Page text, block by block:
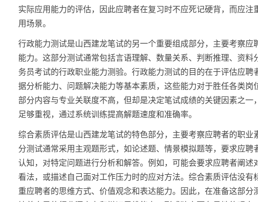
实际应用能力的评估，因此应聘者在复习时不应死记硬背，而应注
用场景。
行政能力测试是山西建龙笔试的另一个重要组成部分，主要考察应
能力。这部分测试通常包括言语理解、数量关系、判断推理、资料
务员考试的行政职业能力测验。行政能力测试的目的在于评估应聘
据分析能力、问题解决能力等基本素质，这些能力对于胜任各类岗
部分内容与专业关联度不高，但却是决定笔试成绩的关键因素之一
足够重视，通过系统训练提高解题速度和准确率。
综合素质评估是山西建龙笔试的特色部分，主要考察应聘者的职业
分测试通常采用主观题形式，如论述题、情景模拟题等，要求应聘
认知，对特定问题进行分析和解答。例如，可能会要求应聘者阐述
看法，或描述自己面对工作压力时的应对方法。综合素质评估没有
重应聘者的思维方式、价值观念和表达能力。因此，在准备这部分